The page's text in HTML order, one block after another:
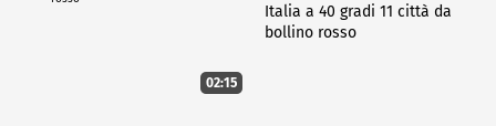
02:15
Italia a 40 gradi 11 città da
bollino rosso